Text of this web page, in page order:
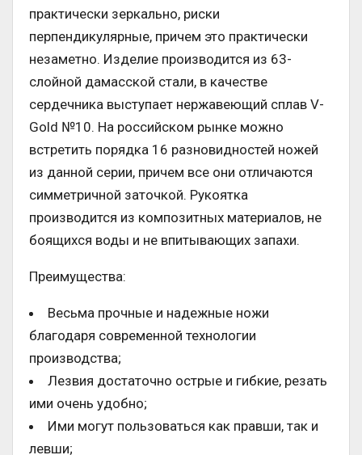
практически зеркально, риски
перпендикулярные, причем это практически
незаметно. Изделие производится из 63-
слойной дамасской стали, в качестве
сердечника выступает нержавеющий сплав V-
Gold №10. На российском рынке можно
встретить порядка 16 разновидностей ножей
из данной серии, причем все они отличаются
симметричной заточкой. Рукоятка
производится из композитных материалов, не
боящихся воды и не впитывающих запахи.
Преимущества:
Весьма прочные и надежные ножи
благодаря современной технологии
производства;
Лезвия достаточно острые и гибкие, резать
ими очень удобно;
Ими могут пользоваться как правши, так и
левши;